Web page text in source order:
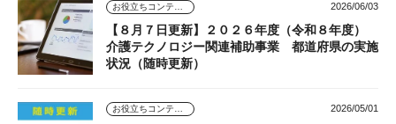
お役立ちコンテンツ 2026/06/03
【８月７日更新】２０２６年度（令和８年度）
介護テクノロジー関連補助事業 都道府県の実施
状況（随時更新）
お役立ちコンテンツ 2026/05/01